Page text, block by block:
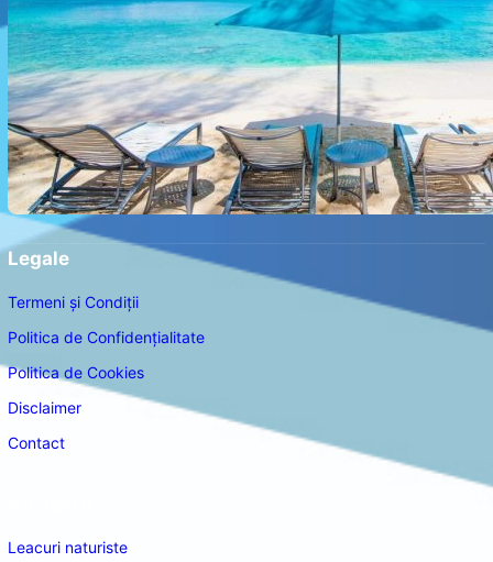
Legale
Termeni și Condiții
Politica de Confidențialitate
Politica de Cookies
Disclaimer
Contact
Leacuri naturiste